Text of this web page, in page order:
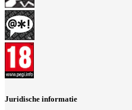
Juridische informatie